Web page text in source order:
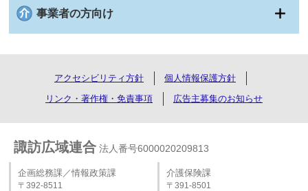
事業者の方向け
アクセシビリティ方針
個人情報保護方針
リンク・著作権・免責事項
広告主募集のお知らせ
諏訪広域連合 法人番号6000020209813
企画総務課／情報政策課
〒392-8511
介護保険課
〒391-8501